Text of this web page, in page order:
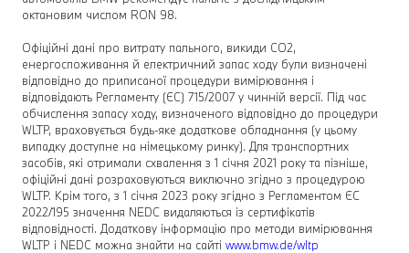
октановим числом RON 98.
Офіційні дані про витрату пального, викиди CO2,
енергоспоживання й електричний запас ходу були визначені
відповідно до приписаної процедури вимірювання і
відповідають Регламенту (ЄС) 715/2007 у чинній версії. Під час
обчислення запасу ходу, визначеного відповідно до процедури
WLTP, враховується будь-яке додаткове обладнання (у цьому
випадку доступне на німецькому ринку). Для транспортних
засобів, які отримали схвалення з 1 січня 2021 року та пізніше,
офіційні дані розраховуються виключно згідно з процедурою
WLTP. Крім того, з 1 січня 2023 року згідно з Регламентом ЄС
2022/195 значення NEDC видаляються із сертифікатів
відповідності. Додаткову інформацію про методи вимірювання
WLTP і NEDC можна знайти на сайті www.bmw.de/wltp